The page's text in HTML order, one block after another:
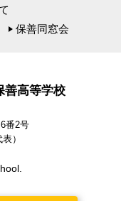
保善同窓会
善高等学校
番2号
）